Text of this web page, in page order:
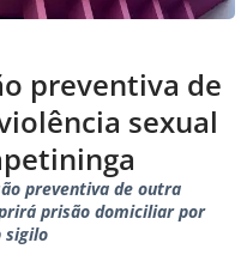
preventiva de
sexual
preventiva de outra
prisão domiciliar por
sigilo